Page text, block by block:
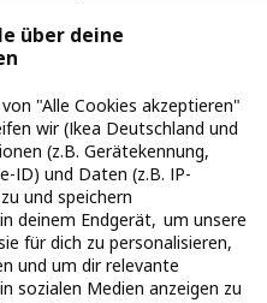
2-4, 65719 Hofheim-
Impressum
Vertrauensstelle
über deine
"Alle Cookies akzeptieren"
wir (Ikea Deutschland und
(z.B. Gerätekennung,
ID) und Daten (z.B. IP-
und speichern
deinem Endgerät, um unsere
für dich zu personalisieren,
und um dir relevante
sozialen Medien anzeigen zu